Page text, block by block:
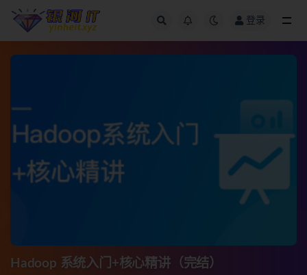
登录
Hadoop 系统入门+核心精讲（完结）